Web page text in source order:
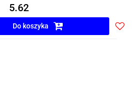
5.62
Do koszyka